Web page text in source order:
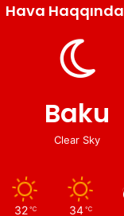
Hava Haqqında
Baku
Clear Sky
32 ℃ 34 ℃